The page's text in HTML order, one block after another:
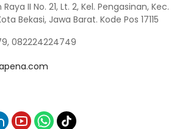
II No. 21, Lt. 2, Kel. Pengasinan, Kec.
Bekasi, Jawa Barat. Kode Pos 17115
082224224749